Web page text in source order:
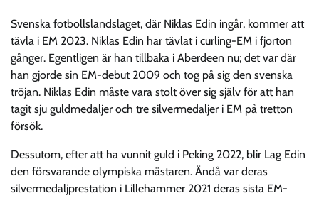
Svenska fotbollslandslaget, där Niklas Edin ingår, kommer att
tävla i EM 2023. Niklas Edin har tävlat i curling-EM i fjorton
gånger. Egentligen är han tillbaka i Aberdeen nu; det var där
han gjorde sin EM-debut 2009 och tog på sig den svenska
tröjan. Niklas Edin måste vara stolt över sig själv för att han
tagit sju guldmedaljer och tre silvermedaljer i EM på tretton
försök.
Dessutom, efter att ha vunnit guld i Peking 2022, blir Lag Edin
den försvarande olympiska mästaren. Ändå var deras
silvermedaljprestation i Lillehammer 2021 deras sista EM-